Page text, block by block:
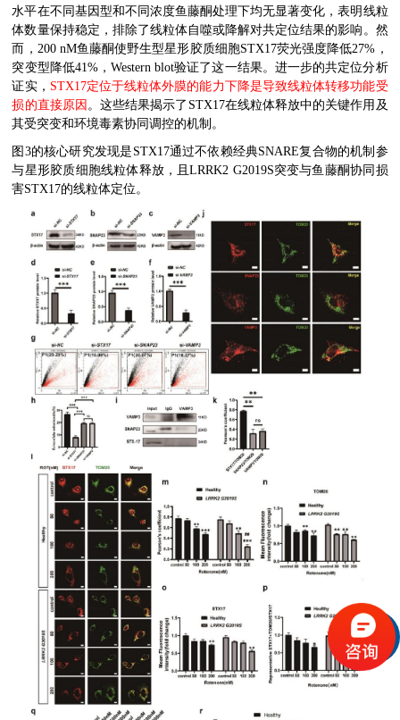
水平在不同基因型和不同浓度鱼藤酮处理下均无显著变化，表明线粒
体数量保持稳定，排除了线粒体自噬或降解对共定位结果的影响。然
而， 200 nM鱼藤酮使野生型星形胶质细胞STX17荧光强度降低27% ，
突变型降低41%，Western blot验证了这一结果。进一步的共定位分析
证实， STX17定位于线粒体外膜的能力下降是导致线粒体转移功能受
损的直接原因 。这些结果揭示了 STX17在线粒体释放中的关键作用及
其受突变和环境毒素协同调控的机制。
图 3的核心研究发现是 STX17通过不依赖经典SNARE复合物的机制参
与星形胶质细胞线粒体释放，且LRRK2 G2019S突变与鱼藤酮协同损
害STX17的线粒体定位。